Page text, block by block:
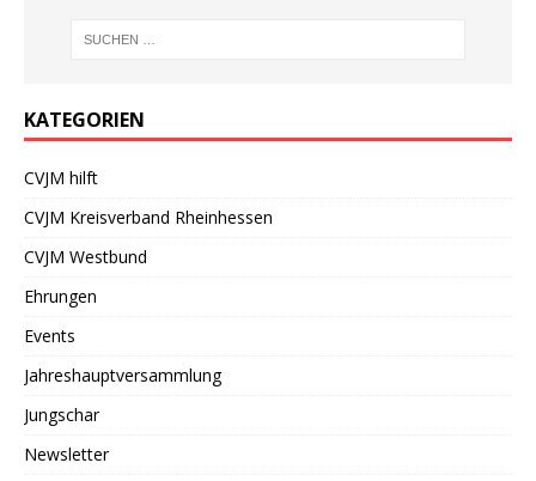
KATEGORIEN
CVJM hilft
CVJM Kreisverband Rheinhessen
CVJM Westbund
Ehrungen
Events
Jahreshauptversammlung
Jungschar
Newsletter